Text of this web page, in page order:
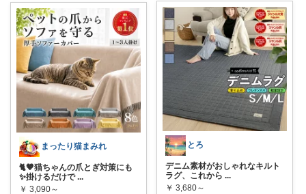
まったり猫まみれ
🐈🤎猫ちゃんの爪とぎ対策にも
✨掛けるだけで ...
￥ 3,090～
とろ
デニム素材がおしゃれなキルト
ラグ、これから ...
￥ 3,680～